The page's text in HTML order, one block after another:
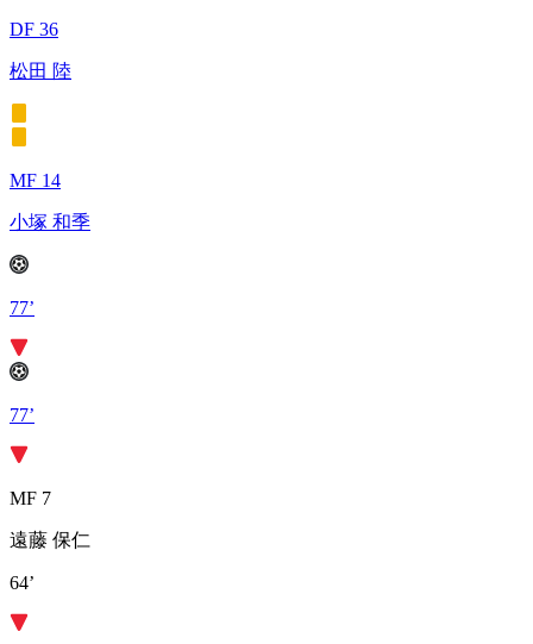
DF 36
松田 陸
MF 14
小塚 和季
77’
77’
MF 7
遠藤 保仁
64’